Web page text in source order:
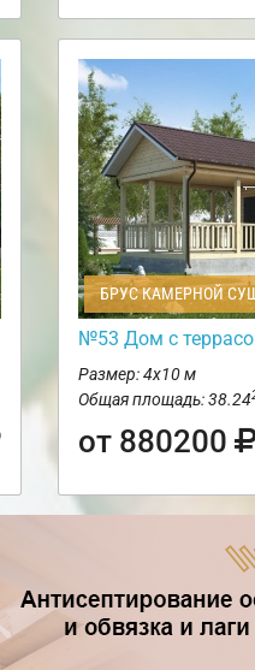
БРУС КАМЕРНОЙ
№53 Дом с
Размер: 4х10 м
Общая площадь: 38.24
от 880200